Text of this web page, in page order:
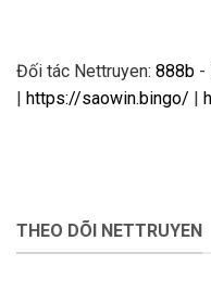
Đối tác Nettruyen: 888b -
| https://saowin.bingo/ |
THEO DÕI NETTRUYEN